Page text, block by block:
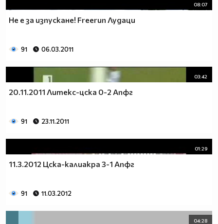
08:07
He е за изпускане! Freerun Лудаци
91 06.03.2011
03:42
20.11.2011 Литекс-цска 0-2 Апфг
91 23.11.2011
01:29
11.3.2012 Цска-калиакра 3-1 Апфг
91 11.03.2012
04:28